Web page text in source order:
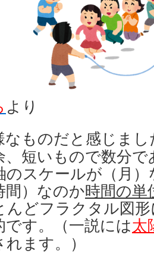
より
なものだと感じま
、短いもので数分
のスケールが（月
間）なのか時間の
んどフラクタル図
です。（一説には太
ます。）